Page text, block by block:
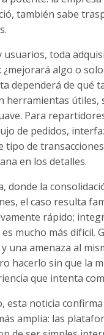
también sabe
usuarios, toda
algo o
dependerá de qué
herramientas
Para
de pedidos,
tipo de
en los detalles.
donde la
el caso resulta
rápido;
mucho más difícil.
una amenaza al
hacerlo sin que la
que intenta
esta noticia
amplia: las